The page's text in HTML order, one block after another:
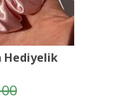
Hediyelik